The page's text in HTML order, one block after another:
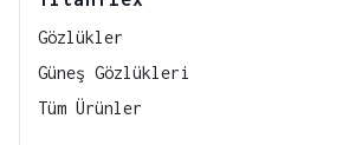
Gözlükler
Güneş Gözlükleri
Tüm Ürünler